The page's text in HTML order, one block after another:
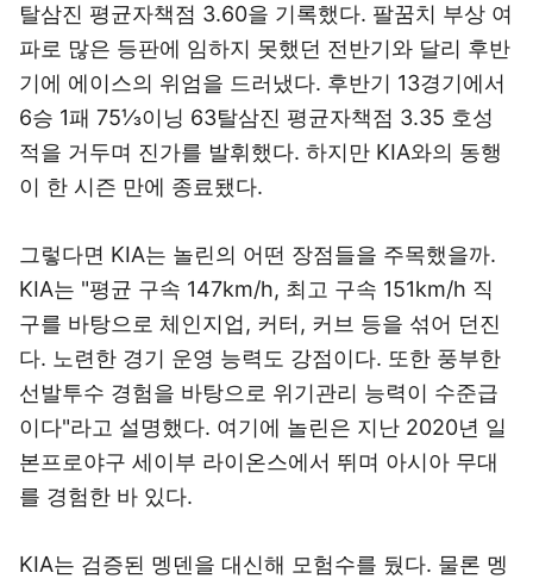
탈삼진 평균자책점 3.60을 기록했다. 팔꿈치 부상 여
파로 많은 등판에 임하지 못했던 전반기와 달리 후반
기에 에이스의 위엄을 드러냈다. 후반기 13경기에서
6승 1패 75⅓이닝 63탈삼진 평균자책점 3.35 호성
적을 거두며 진가를 발휘했다. 하지만 KIA와의 동행
이 한 시즌 만에 종료됐다.
그렇다면 KIA는 놀린의 어떤 장점들을 주목했을까.
KIA는 "평균 구속 147km/h, 최고 구속 151km/h 직
구를 바탕으로 체인지업, 커터, 커브 등을 섞어 던진
다. 노련한 경기 운영 능력도 강점이다. 또한 풍부한
선발투수 경험을 바탕으로 위기관리 능력이 수준급
이다"라고 설명했다. 여기에 놀린은 지난 2020년 일
본프로야구 세이부 라이온스에서 뛰며 아시아 무대
를 경험한 바 있다.
KIA는 검증된 멩덴을 대신해 모험수를 뒀다. 물론 멩